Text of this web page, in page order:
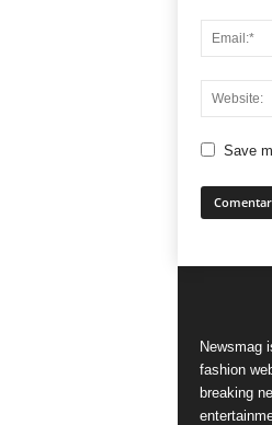
Save
Newsmag
fashion
breaking